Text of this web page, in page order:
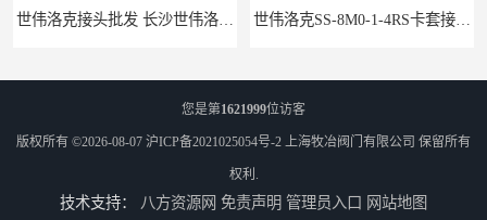
您是第1621999位访客
版权所有 ©2026-08-07 沪ICP备2021025054号-2 上海牧冶阀门有限公司 保留所有
权利.
技术支持： 八方资源网 免责声明 管理员入口 网站地图